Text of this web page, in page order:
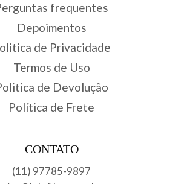
frequentes
Depoimentos
de Privacidade
Termos de Uso
de Devolução
Política de Frete
CONTATO
(11) 97785-9897